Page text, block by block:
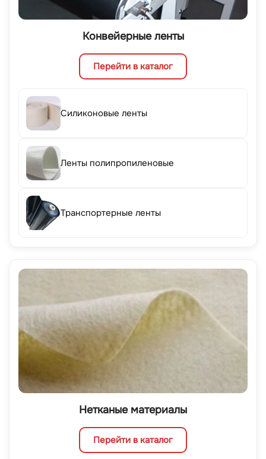
Конвейерные ленты
Перейти в каталог
Силиконовые ленты
Ленты полипропиленовые
Транспортерные ленты
Нетканые материалы
Перейти в каталог